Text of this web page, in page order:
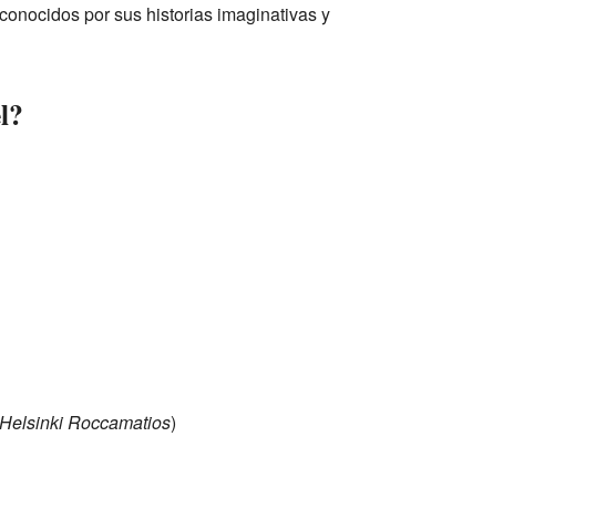
por sus historias imaginativas y
Roccamatios)